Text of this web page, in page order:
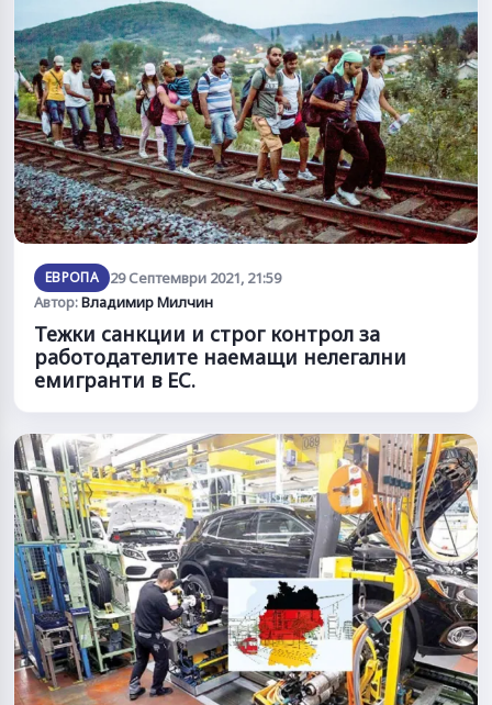
ЕВРОПА
29 Септември 2021, 21:59
Автор:Владимир Милчин
Тежки санкции и строг контрол за
работодателите наемащи нелегални
емигранти в ЕС.